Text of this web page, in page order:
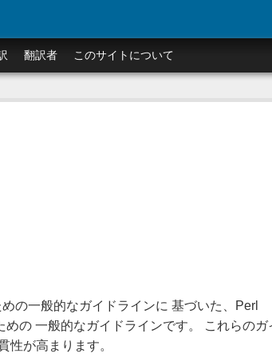
翻訳者 このサイトについて
の一般的なガイドラインに 基づいた、Perl
の 一般的なガイドラインです。 これらの
性が高まります。